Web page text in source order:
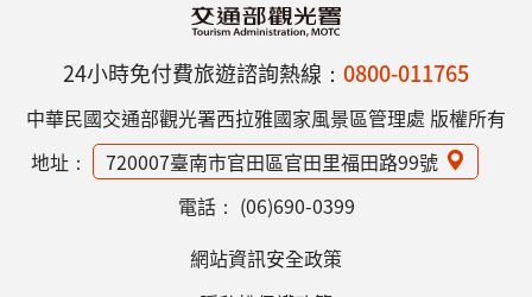
24小時免付費旅遊諮詢熱線： 0800-011765
中華民國交通部觀光署西拉雅國家風景區管理處 版權所有
地址：
720007臺南市官田區官田里福田路99號
電話： (06)690-0399
網站資訊安全政策